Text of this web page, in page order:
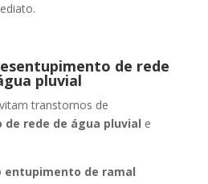
de rede
pluvial
transtornos de
rede de água pluvial e
entupimento de ramal